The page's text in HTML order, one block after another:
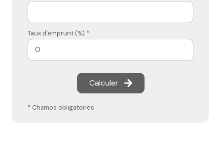
Taux d'emprunt (%) *
Calculer
* Champs obligatoires